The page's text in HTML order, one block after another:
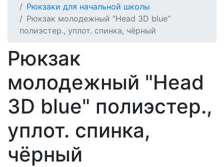
Рюкзаки для начальной школы
Рюкзак молодежный "Head 3D blue"
полиэстер., уплот. спинка, чёрный
Рюкзак
молодежный "Head
3D blue" полиэстер.,
уплот. спинка,
чёрный